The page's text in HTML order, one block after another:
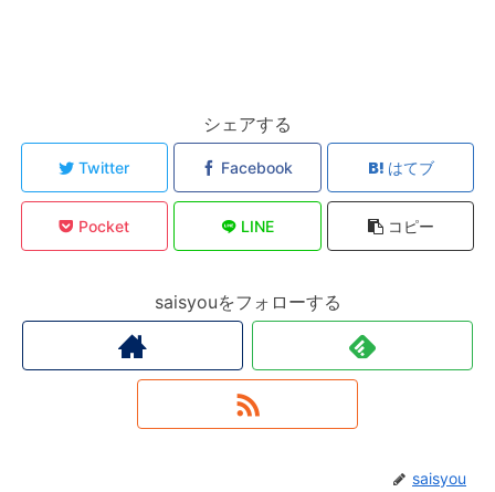
シェアする
Twitter Facebook はてブ
Pocket LINE コピー
saisyouをフォローする
saisyou